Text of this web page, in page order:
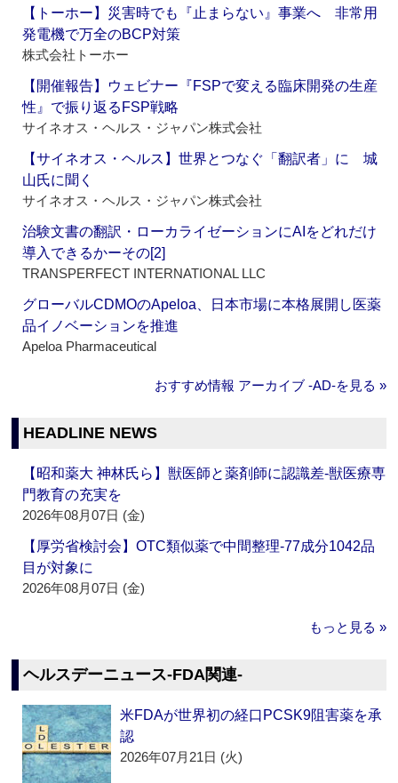
【トーホー】災害時でも『止まらない』事業へ 非常用
発電機で万全のBCP対策
株式会社トーホー
【開催報告】ウェビナー『FSPで変える臨床開発の生産
性』で振り返るFSP戦略
サイネオス・ヘルス・ジャパン株式会社
【サイネオス・ヘルス】世界とつなぐ「翻訳者」に 城
山氏に聞く
サイネオス・ヘルス・ジャパン株式会社
治験文書の翻訳・ローカライゼーションにAIをどれだけ
導入できるかーその[2]
TRANSPERFECT INTERNATIONAL LLC
グローバルCDMOのApeloa、日本市場に本格展開し医薬
品イノベーションを推進
Apeloa Pharmaceutical
おすすめ情報 アーカイブ ‐AD‐を見る »
HEADLINE NEWS
【昭和薬大 神林氏ら】獣医師と薬剤師に認識差‐獣医療専
門教育の充実を
2026年08月07日 (金)
【厚労省検討会】OTC類似薬で中間整理‐77成分1042品
目が対象に
2026年08月07日 (金)
もっと見る »
ヘルスデーニュース‐FDA関連‐
米FDAが世界初の経口PCSK9阻害薬を承
認
2026年07月21日 (火)